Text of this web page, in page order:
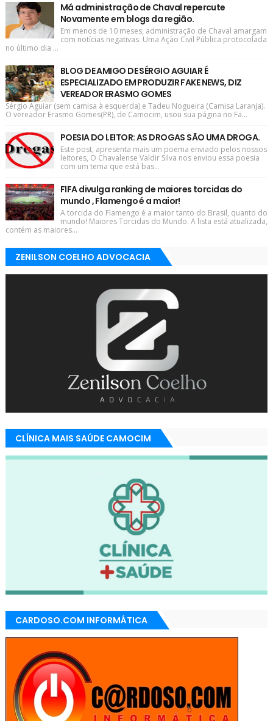
Má administração de Chaval repercute
Novamente em blogs da região.
Em menos de 10 meses, administração de Chaval amargam
com notícias negativas. Uma Ação Civil Pública protocolada
no último dia ...
BLOG DE AMIGO DE SÉRGIO AGUIAR É
ESPECIALIZADO EM PRODUZIR FAKE NEWS, DIZ
VEREADOR ERASMO GOMES
Sérgio Aguiar (sem camisa à esquerda) e Tadeu Nogueira (Camisa Laranja).
O vereador Erasmo Gomes(PR), de Camocim, usou sua página no Fa...
POESIA DO LEITOR: AS DROGAS SÃO UMA DROGA.
Este post, apresenta mais um poema enviado pelos nossos
leitores, O Chavalense Valdir Silva nos enviou essa poesia
com um tema que está bas...
FIFA divulga ranking de maiores torcidas do
mundo , Flamengo é a maior!
A torcida do Flamengo é a maior tanto do Brasil, quanto do
mundo! Maiores Torcidas do Mundo. A lista está atualizada,
contém as maiores...
ZENILSON COELHO ADVOCACIA
CLÍNICA MAIS SAÚDE CAMOCIM
CARDOSO.COM INFORMÁTICA